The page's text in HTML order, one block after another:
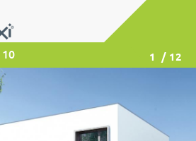
1 / 12